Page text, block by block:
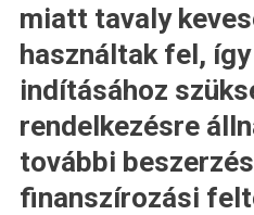
miatt tavaly
használtak fel,
indításához
rendelkezésre
további
finanszírozási